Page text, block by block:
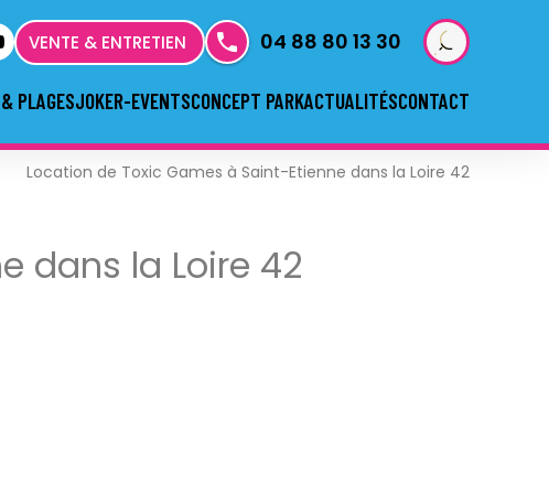
VENTE & ENTRETIEN 04 88 80 13 30
PLAGESJOKER-EVENTSCONCEPT PARKACTUALITÉSCONTACT
Location de Toxic Games à Saint-Etienne dans la Loire 42
dans la Loire 42